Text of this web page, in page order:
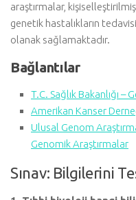
araştırmalar,
genetik hastalıkların
olanak sağlamaktadır.
Bağlantılar
T.C. Sağlık Bakanlığı –
Amerikan Kanser
Ulusal Genom
Genomik Araştırmalar
Sınav: Bilgilerini